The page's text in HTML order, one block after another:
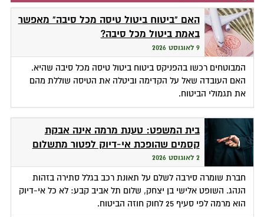
האם "ביטוח ביטול טיסה מכל סיבה" מאפשר
באמת ביטול מכל סיבה?
9 לאוגוסט 2026
המבוטחים רכשו בהפניקס ביטוח ביטול טיסה מכל סיבה שהיא.
האם העובדה שאל על הקדימה וביטלה את הטיסה שוללת מהם
את תגמולי הביטוח.
בית המשפט: טענת מרמה אינה אבקת
קסמים שהופכת אי-דיוק לפטור מתשלום
2 לאוגוסט 2026
חברת שומרה סירבה לשלם על תאונת רכב בגלל סתירה בזהות
הנהג. השופט אלישי בן יצחק, שלום תל אביב קבע: לא כל אי-דיוק
הוא מרמה לפי סעיף 25 לחוק חוזה הביטוח.